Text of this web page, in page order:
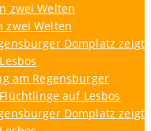
zwei Welten
zwei Welten
Domplatz zeigt
am Regensburger
auf Lesbos
Domplatz zeigt